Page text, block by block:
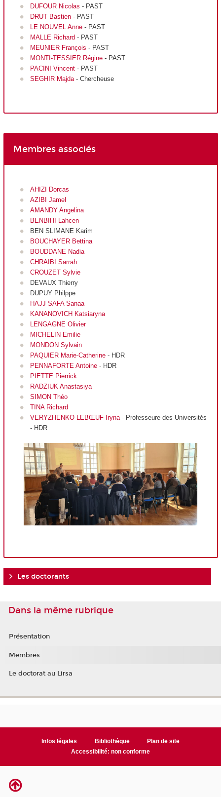
DUFOUR Nicolas - PAST
DRUT Bastien - PAST
LE NOUVEL Anne- PAST
MALLE Richard - PAST
MEUNIER François - PAST
MONTI-TESSIER Régine- PAST
PACINI Vincent - PAST
SEGHIR Majda- Chercheuse
Membres associés
AHIZI Dorcas
AZIBI Jamel
AMANDY Angelina
BENBIHI Lahcen
BEN SLIMANE Karim
BOUCHAYER Bettina
BOUDDANE Nadia
CHRAIBI Sarrah
CROUZET Sylvie
DEVAUX Thierry
DUPUY Philppe
HAJJ SAFA Sanaa
KANANOVICH Katsiaryna
LENGAGNE Olivier
MICHELIN Emilie
MONDON Sylvain
PAQUIER Marie-Catherine- HDR
PENNAFORTE Antoine- HDR
PIETTE Pierrick
RADZIUK Anastasiya
SIMON Théo
TINA Richard
VERYZHENKO-LEBŒUF Iryna- Professeure des Universités
- HDR
Les doctorants
Dans la même rubrique
Présentation
Membres
Le doctorat au Lirsa
Infos légales Bibliothèque
Plan de site
Accessibilité: non conforme